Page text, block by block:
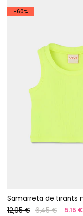
-60%
12,95 € 6,45 € 5,15 €